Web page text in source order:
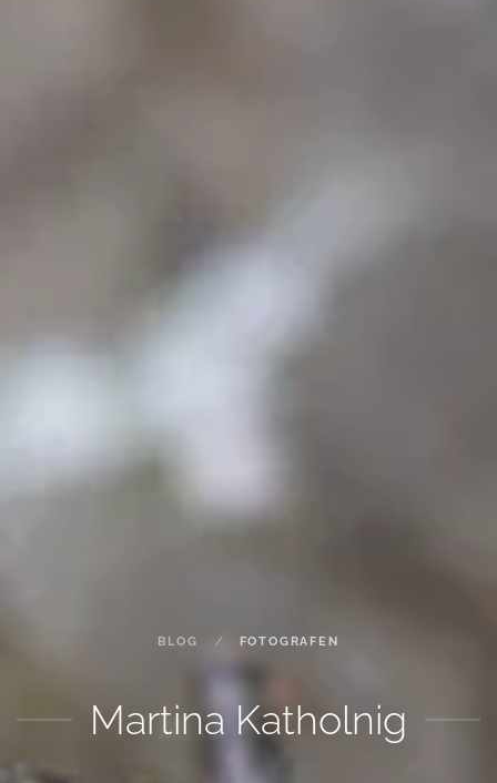
BLOG FOTOGRAFEN
Martina Katholnig